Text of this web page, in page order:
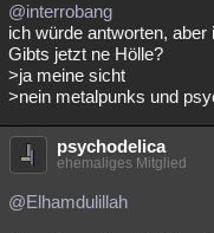
@interrobang
ich würde antworten,
Gibts jetzt ne Hölle?
>ja meine sicht
>nein metalpunks und
psychodelica
ehemaliges Mitglied
@Elhamdulillah